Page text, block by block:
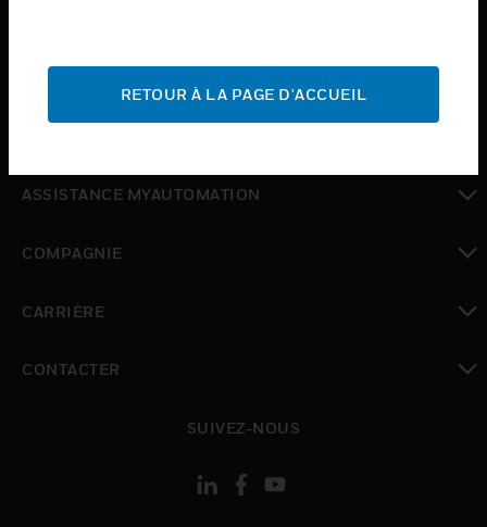
toggle view
toggle view
toggle view
ASSISTANCE MYAUTOMATION
COMPAGNIE
CARRIÈRE
CONTACTER
SUIVEZ-NOUS
RETOUR À LA PAGE D'ACCUEIL